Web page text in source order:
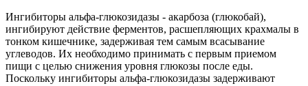
Ингибиторы альфа-глюкозидазы - акарбоза (глюкобай),
ингибируют действие ферментов, расшепляющих крахмалы в
тонком кишечнике, задерживая тем самым всасывание
углеводов. Их необходимо принимать с первым приемом
пищи с целью снижения уровня глюкозы после еды.
Поскольку ингибиторы альфа-глюкозидазы задерживают